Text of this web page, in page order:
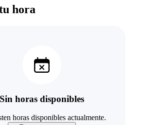
hora
Sin horas disponibles
horas disponibles actualmente.